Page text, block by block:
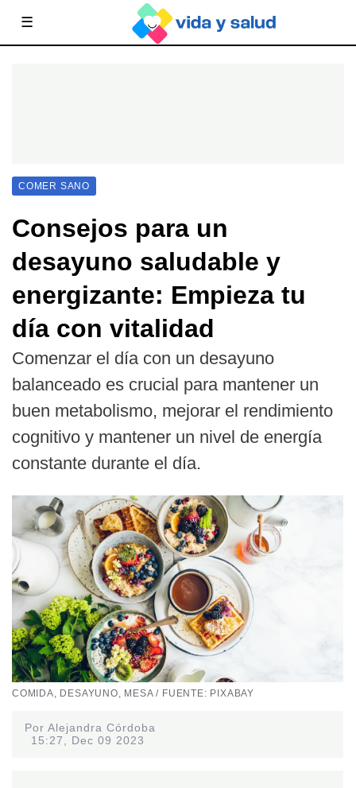
☰
COMER SANO
Consejos para un
desayuno saludable y
energizante: Empieza tu
día con vitalidad
Comenzar el día con un desayuno
balanceado es crucial para mantener un
buen metabolismo, mejorar el rendimiento
cognitivo y mantener un nivel de energía
constante durante el día.
COMIDA, DESAYUNO, MESA / FUENTE: PIXABAY
Por Alejandra Córdoba
15:27, Dec 09 2023